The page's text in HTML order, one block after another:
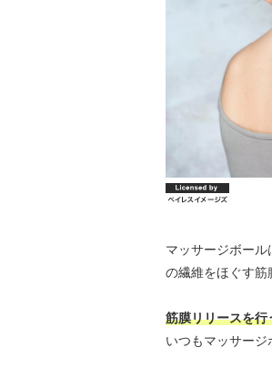
マッサージボー
の繊維をほぐす筋
筋膜リリースを行
いつもマッサージ